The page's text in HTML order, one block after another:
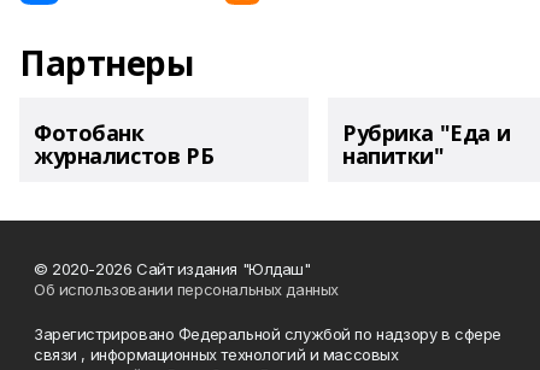
Партнеры
Фотобанк
журналистов РБ
Рубрика "Еда и
напитки"
© 2020-2026 Сайт издания "Юлдаш"
Об использовании персональных данных
Зарегистрировано Федеральной службой по надзору в сфере
связи , информационных технологий и массовых